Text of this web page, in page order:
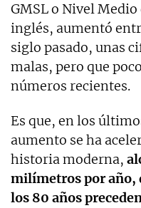
GMSL o Nivel
inglés, aumentó
siglo pasado, unas
malas, pero que
números recientes.
Es que, en los
aumento se ha
historia moderna,
milímetros por año,
los 80 años